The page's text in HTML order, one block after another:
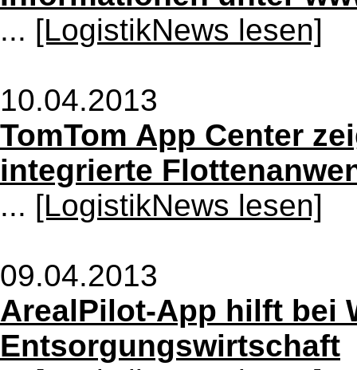
... [LogistikNews lesen]
10.04.2013
TomTom App Center
integrierte
... [LogistikNews lesen]
09.04.2013
ArealPilot-App hilft bei
Entsorgungswirtschaft